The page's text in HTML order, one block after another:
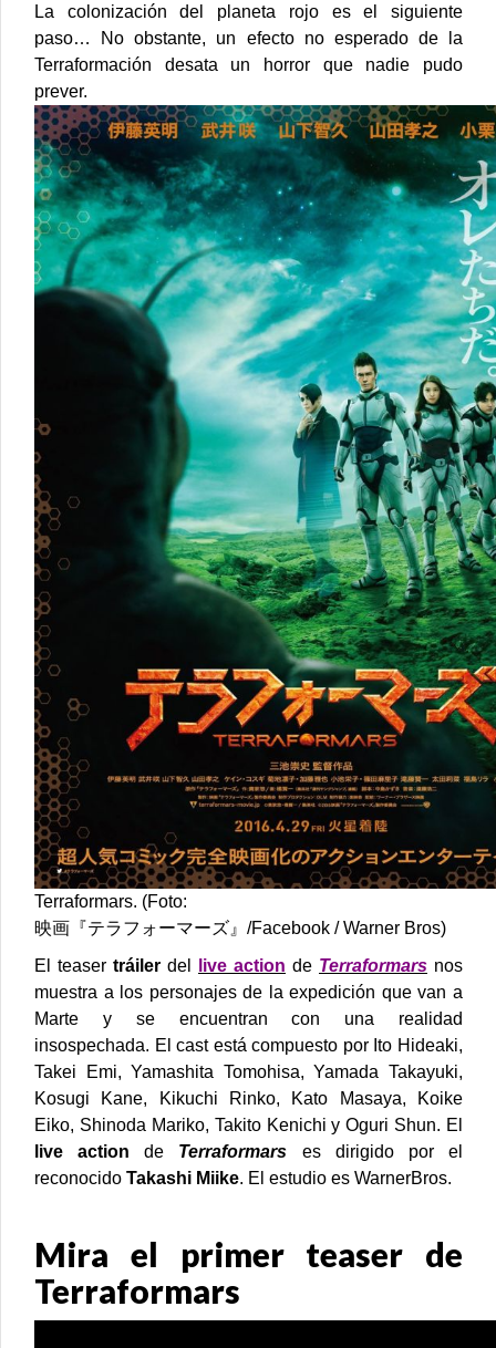
La colonización del planeta rojo es el siguiente
paso… No obstante, un efecto no esperado de la
Terraformación desata un horror que nadie pudo
prever.
Terraformars. (Foto:
映画『テラフォーマーズ』/Facebook / Warner Bros)
El teaser tráiler del live action de Terraformars nos
muestra a los personajes de la expedición que van a
Marte y se encuentran con una realidad
insospechada. El cast está compuesto por Ito Hideaki,
Takei Emi, Yamashita Tomohisa, Yamada Takayuki,
Kosugi Kane, Kikuchi Rinko, Kato Masaya, Koike
Eiko, Shinoda Mariko, Takito Kenichi y Oguri Shun. El
live action de Terraformars es dirigido por el
reconocido Takashi Miike. El estudio es WarnerBros.
Mira el primer teaser de
Terraformars